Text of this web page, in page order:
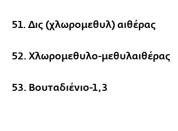
51. Δις (χλωρομεθυλ) αιθέρας
52. Χλωρομεθυλο-μεθυλαιθέρας
53. Βουταδιένιο-1,3